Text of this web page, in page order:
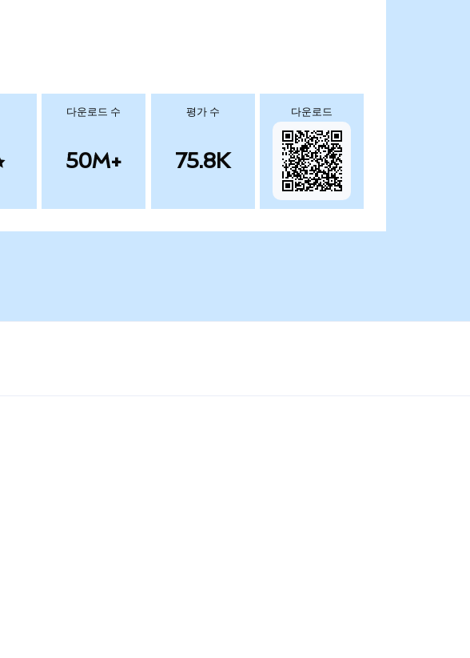
다운로드 수
50M+
평가 수
75.8K
다운로드